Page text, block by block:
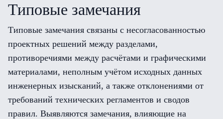
Типовые замечания
Типовые замечания связаны с несогласованностью
проектных решений между разделами,
противоречиями между расчётами и графическими
материалами, неполным учётом исходных данных
инженерных изысканий, а также отклонениями от
требований технических регламентов и сводов
правил. Выявляются замечания, влияющие на